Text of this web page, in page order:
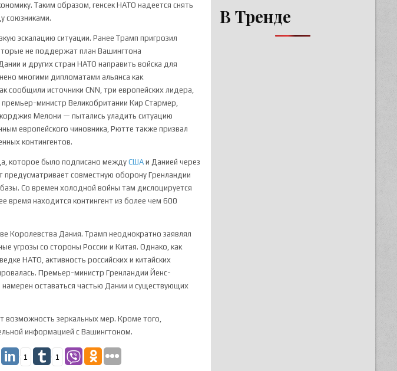
Таким образом, генсек НАТО надеется снять
союзниками.
эскалацию ситуации. Ранее Трамп пригрозил
не поддержат план Вашингтона
и других стран НАТО направить войска для
многими дипломатами альянса как
сообщили источники CNN, три европейских лидера,
министр Великобритании Кир Стармер,
Мелони — пытались уладить ситуацию
европейского чиновника, Рютте также призвал
контингентов.
которое было подписано междуСША и Данией через
предусматривает совместную оборону Гренландии
Со времен холодной войны там дислоцируется
время находится контингент из более чем 600
Королевства Дания. Трамп неоднократно заявлял
угрозы со стороны России и Китая. Однако, как
НАТО, активность российских и китайских
Премьер-министр Гренландии Йенс-
оставаться частью Дании и существующих
возможность зеркальных мер. Кроме того,
информацией с Вашингтоном.
1 1
В Тренде